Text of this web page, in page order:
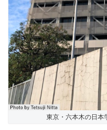
東京・六本木の日本